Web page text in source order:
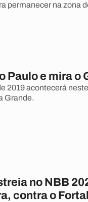
permanecer na zona
Paulo e mira o
2019 acontecerá
Grande.
no NBB
contra o